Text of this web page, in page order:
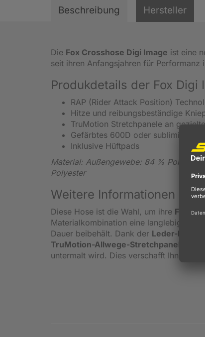
Beschreibung Hersteller
Die Fox Crosshose Digi Image ist eine
seit ihren Anfangsjahren für Performanz
Produkdetails der Fox Digi
RAP (Rider Attack Position)
Hitze und reibungsbeständige
TruMotion Stretchpanele an
Gefärbtes 600D oder sublimierte
Inklusive Hüftpads
Material: Außengewebe: 84 %
Polyester
Weitere Informationen zur
Diese Hose ist die Wahl, um ihre
Materialkombination eine langlebige
Dauer beibehält. Dank der Leder-
TruMotion-Allwege-Stretchpanele
untermalt wird. Dies verschafft Ihnen ein